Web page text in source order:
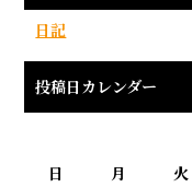
日記
投稿日カレンダー
日
月 火